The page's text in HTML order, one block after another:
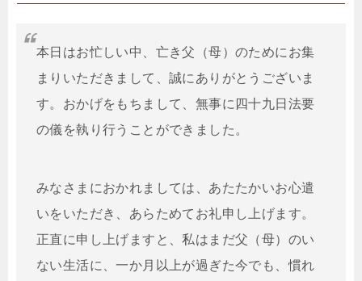
本日はお忙しい中、亡き父（母）のためにお集
まりいただきまして、誠にありがとうございま
す。おかげをもちまして、無事に四十九日法要
の儀を執り行うことができました。
みなさまにおかれましては、あたたかいお心遣
いをいただき、あらためてお礼申し上げます。
正直に申し上げますと、私はまだ父（母）のい
ない生活に、一か月以上が過ぎた今でも、慣れ